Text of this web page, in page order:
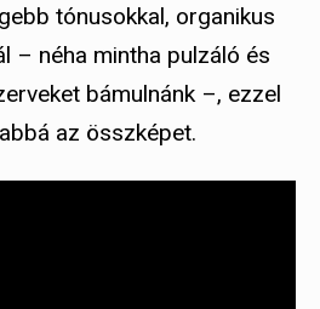
tónusokkal, organikus
– néha mintha pulzáló és
bámulnánk –, ezzel
az összképet.